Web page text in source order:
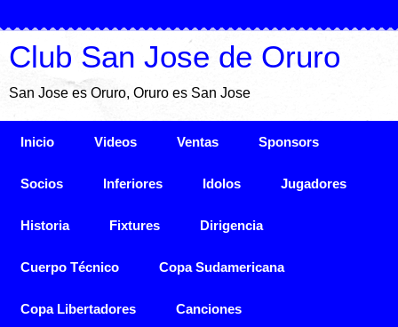
Club San Jose de Oruro
San Jose es Oruro, Oruro es San Jose
Inicio Videos Ventas Sponsors
Socios Inferiores Idolos Jugadores
Historia Fixtures Dirigencia
Cuerpo Técnico Copa Sudamericana
Copa Libertadores Canciones